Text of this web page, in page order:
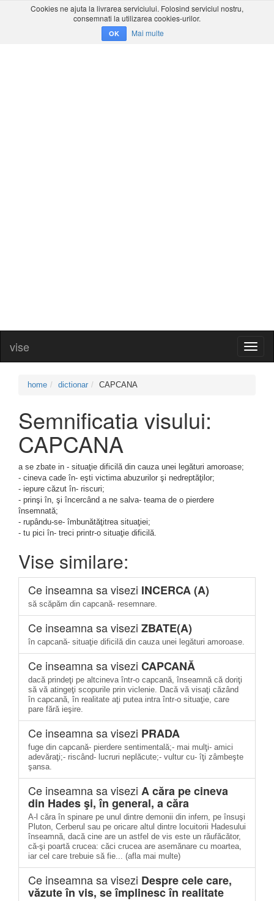
Cookies ne ajuta la livrarea serviciului. Folosind serviciul nostru,
consemnati la utilizarea cookies-urilor.
OK Mai multe
vise
home dictionar CAPCANA
Semnificatia visului:
CAPCANA
a se zbate in - situaţie dificilă din cauza unei legături amoroase;
- cineva cade în- eşti victima abuzurilor şi nedreptăţilor;
- iepure căzut în- riscuri;
- prinşi în, şi încercând a ne salva- teama de o pierdere
însemnată;
- rupându-se- îmbunătăţitrea situaţiei;
- tu pici în- treci printr-o situaţie dificilă.
Vise similare:
Ce inseamna sa visezi INCERCA (A)
să scăpăm din capcană- resemnare.
Ce inseamna sa visezi ZBATE(A)
în capcană- situaţie dificilă din cauza unei legături amoroase.
Ce inseamna sa visezi CAPCANĂ
dacă prindeţi pe altcineva într-o capcană, înseamnă că doriţi
să vă atingeţi scopurile prin viclenie. Dacă vă visaţi căzând
în capcană, în realitate aţi putea intra într-o situaţie, care
pare fără ieşire.
Ce inseamna sa visezi PRADA
fuge din capcană- pierdere sentimentală;- mai mulţi- amici
adevăraţi;- riscând- lucruri neplăcute;- vultur cu- îţi zâmbeşte
şansa.
Ce inseamna sa visezi A căra pe cineva
din Hades şi, în general, a căra
A-l căra în spinare pe unul dintre demonii din infern, pe însuşi
Pluton, Cerberul sau pe oricare altul dintre locuitorii Hadesului
înseamnă, dacă cine are un astfel de vis este un răufăcător,
că-şi poartă crucea: căci crucea are asemănare cu moartea,
iar cel care trebuie să fie... (afla mai multe)
Ce inseamna sa visezi Despre cele care,
văzute în vis, se împlinesc în realitate